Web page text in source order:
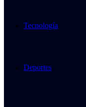
Tecnología
Deportes